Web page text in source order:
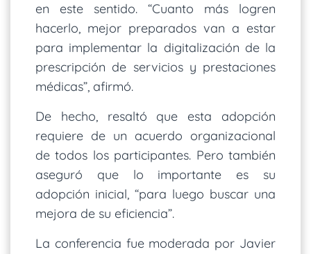
en este sentido. “Cuanto más logren
hacerlo, mejor preparados van a estar
para implementar la digitalización de la
prescripción de servicios y prestaciones
médicas”, afirmó.
De hecho, resaltó que esta adopción
requiere de un acuerdo organizacional
de todos los participantes. Pero también
aseguró que lo importante es su
adopción inicial, “para luego buscar una
mejora de su eficiencia”.
La conferencia fue moderada por Javier